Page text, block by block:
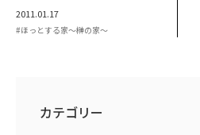
2011.01.17
ほっとする家～榊の家～
カテゴリー